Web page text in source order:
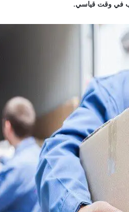
في وقت قياسي.